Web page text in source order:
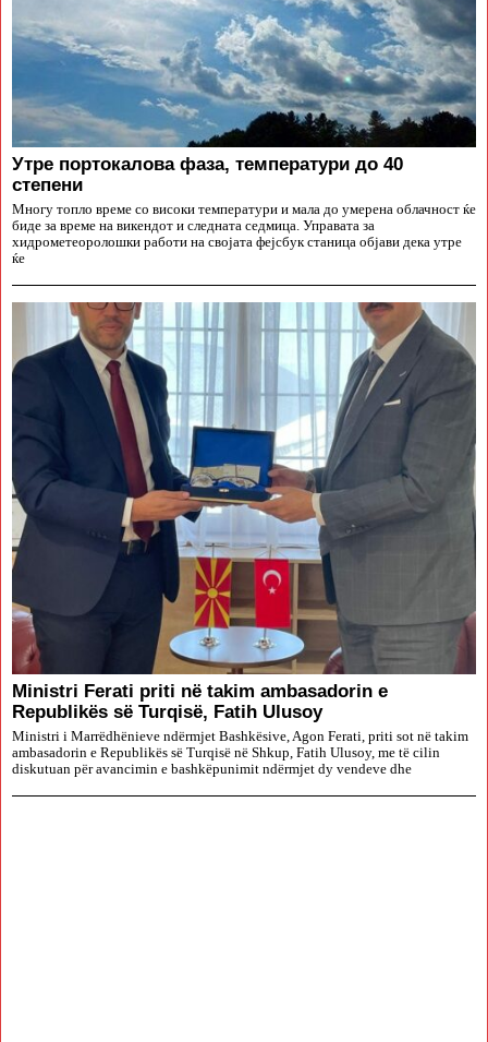
Утре портокалова фаза, температури до 40
степени
Многу топло време со високи температури и мала до умерена облачност ќе
биде за време на викендот и следната седмица. Управата за
хидрометеоролошки работи на својата фејсбук станица објави дека утре
ќе
Ministri Ferati priti në takim ambasadorin e
Republikës së Turqisë, Fatih Ulusoy
Ministri i Marrëdhënieve ndërmjet Bashkësive, Agon Ferati, priti sot në takim
ambasadorin e Republikës së Turqisë në Shkup, Fatih Ulusoy, me të cilin
diskutuan për avancimin e bashkëpunimit ndërmjet dy vendeve dhe